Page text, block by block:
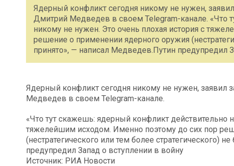
Ядерный конфликт сегодня никому не нужен,
Дмитрий Медведев в своем Telegram-канале. «Что
никому не нужен. Это очень плохая история с
решение о применении ядерного оружия
принято», — написал Медведев.Путин предупредил
Ядерный конфликт сегодня никому не нужен, заявил
Медведев в своем Telegram-канале.
«Что тут скажешь: ядерный конфликт действительно
тяжелейшим исходом. Именно поэтому до сих пор
(нестратегического или тем более стратегического)
предупредил Запад о вступлении в войну
Источник: РИА Новости